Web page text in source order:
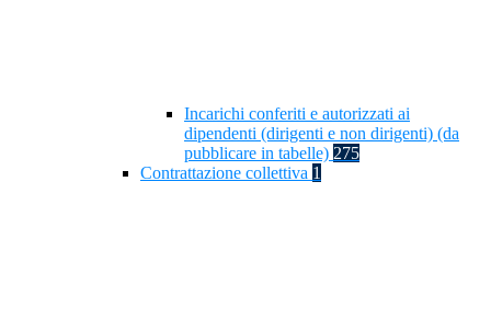
Incarichi conferiti e autorizzati ai
dipendenti (dirigenti e non dirigenti) (da
pubblicare in tabelle) 275
Contrattazione collettiva 1